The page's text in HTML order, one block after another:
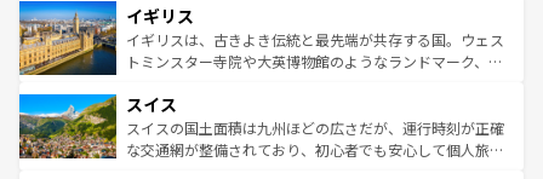
香り高いラベンダー畑など、多彩な楽しみ方が可能だ。さ
らに、パリ以外の地域にも魅力が溢れており、どの街角に
も豊かな歴史と文化が息づいている。パリ以外の個性あふ
を参照してほしい。
顔を持つこの国は、どこを歩いても飽きることがない。ベ
ルリンの文化的活気、バイエルン州のアルプスの絶景、そ
してライン川沿いのワイン畑といった風景は必見。ビール
は、お酒好きな人にはぜひ体験してほしい。 なお、新着の
ドイツ情報はコンテンツ一覧を参照してほしい。
イギリス
イギリスは、古きよき伝統と最先端が共存する国。ウェス
トミンスター寺院や大英博物館のようなランドマーク、歴
リアごとに異なる魅力がある。また、優雅なアフタヌーン
ティー、ビール好きにはたまらない英国パブ、サッカー観
戦など、本場だからこそできる体験も豊富。イギリスを旅
スイス
スイスの国土面積は九州ほどの広さだが、運行時刻が正確
な交通網が整備されており、初心者でも安心して個人旅行